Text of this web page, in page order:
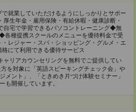
就業していただけるようにしっかりとサポー
生年金・雇用保険・有給休暇・健康診断・
自宅で学習できるパソコントレーニング◆無
種提携スクールのメニューを優待料金で受
レジャー・スパ・ショッピング・グルメ・エ
にて利用できる優待サービス
ャリアカウンセリングを無料でご提供してい
を対象に「英語スピーキングチェック会」や
メント」、「ときめき片づけ体験セミナー」
も開催しています。